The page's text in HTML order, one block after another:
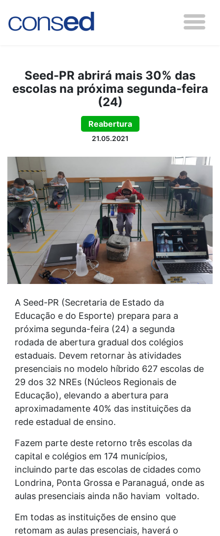
Seed-PR abrirá mais 30% das
escolas na próxima segunda-feira
(24)
Reabertura
21.05.2021
A Seed-PR (Secretaria de Estado da
Educação e do Esporte) prepara para a
próxima segunda-feira (24) a segunda
rodada de abertura gradual dos colégios
estaduais. Devem retornar às atividades
presenciais no modelo híbrido 627 escolas de
29 dos 32 NREs (Núcleos Regionais de
Educação), elevando a abertura para
aproximadamente 40% das instituições da
rede estadual de ensino.
Fazem parte deste retorno três escolas da
capital e colégios em 174 municípios,
incluindo parte das escolas de cidades como
Londrina, Ponta Grossa e Paranaguá, onde as
aulas presenciais ainda não haviam voltado.
Em todas as instituições de ensino que
retomam as aulas presenciais, haverá o